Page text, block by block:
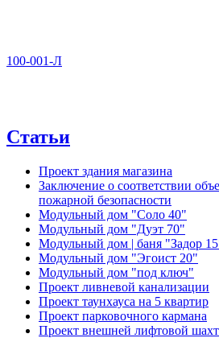
100-001-Л
Статьи
Проект здания магазина
Заключение о соответствии
пожарной безопасности
Модульный дом "Соло 40"
Модульный дом "Дуэт 70"
Модульный дом | баня "Задор
Модульный дом "Эгоист 20"
Модульный дом "под ключ"
Проект ливневой канализации
Проект таунхауса на 5 квартир
Проект парковочного кармана
Проект внешней лифтовой